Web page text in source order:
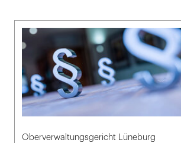
Oberverwaltungsgericht Lüneburg